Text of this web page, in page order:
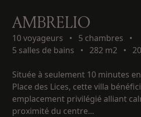
AMBRELIO
10 voyageurs • 5 chambres
•
5 salles de bains
• 282 m2 •
Située à seulement 10 minutes
Place des Lices, cette villa
emplacement privilégié alliant
proximité du centre...